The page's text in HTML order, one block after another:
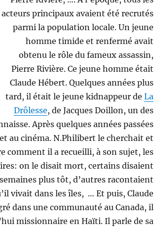
acteurs principaux avaient été recrutés
parmi la population locale. Un jeune
homme timide et renfermé avait
obtenu le rôle du fameux assassin,
Pierre Rivière. Ce jeune homme était
Claude Hébert. Quelques années plus
tard, il était le jeune kidnappeur de La
Drôlesse, de Jacques Doillon, un des
Après quelques années passées
au cinéma. N.Philibert le cherchait et
comment il a recueilli, à son sujet, les
on le disait mort, certains disaient
plus tôt, d’autres racontaient
vivait dans les îles, … Et puis, Claude
dans une communauté au Canada, il
missionnaire en Haïti. Il parle de sa